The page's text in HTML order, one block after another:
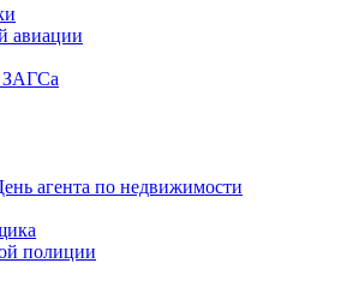
авиации
ЗАГСа
агента по недвижимости
полиции